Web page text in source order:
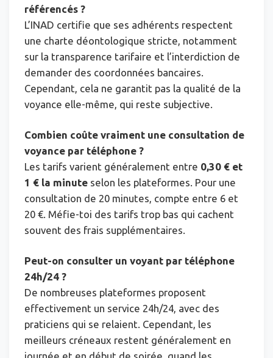
référencés ?
L’INAD certifie que ses adhérents respectent
une charte déontologique stricte, notamment
sur la transparence tarifaire et l’interdiction de
demander des coordonnées bancaires.
Cependant, cela ne garantit pas la qualité de la
voyance elle-même, qui reste subjective.
Combien coûte vraiment une consultation de
voyance par téléphone ?
Les tarifs varient généralement entre 0,30 € et
1 € la minute selon les plateformes. Pour une
consultation de 20 minutes, compte entre 6 et
20 €. Méfie-toi des tarifs trop bas qui cachent
souvent des frais supplémentaires.
Peut-on consulter un voyant par téléphone
24h/24 ?
De nombreuses plateformes proposent
effectivement un service 24h/24, avec des
praticiens qui se relaient. Cependant, les
meilleurs créneaux restent généralement en